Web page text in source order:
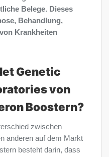
Belege. Dieses
Behandlung,
Krankheiten
Genetic
von
Boostern?
zwischen
anderen auf dem Markt
besteht darin, dass